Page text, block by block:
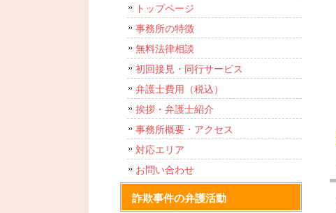
トップページ
事務所の特徴
無料法律相談
初回接見・同行サービス
弁護士費用（税込）
挨拶・弁護士紹介
事務所概要・アクセス
対応エリア
お問い合わせ
詐欺事件の弁護活動